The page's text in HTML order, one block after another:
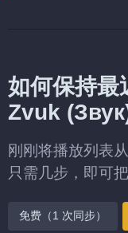
如何保持最
Zvuk
刚刚将播放列表
只需几步，即可
免费（1 次同步）